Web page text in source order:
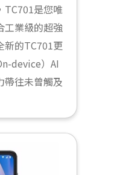
TC701是您唯
工業級的超強
新的TC701更
device）AI
帶往未曾觸及